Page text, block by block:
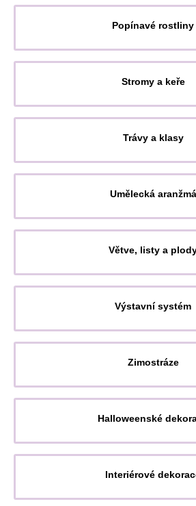
Popínavé rostliny
Stromy a keře
Trávy a klasy
Umělecká aranžmá
Větve, listy a
Výstavní systém
Zimostráze
Halloweenské
Interiérové